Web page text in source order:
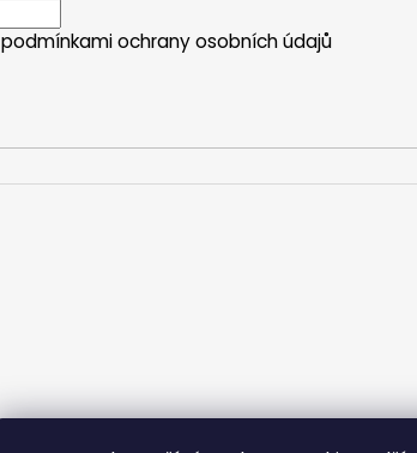
podmínkami ochrany osobních údajů